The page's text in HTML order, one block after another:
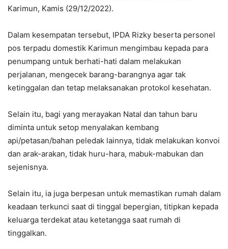
Karimun, Kamis (29/12/2022).
Dalam kesempatan tersebut, IPDA Rizky beserta personel
pos terpadu domestik Karimun mengimbau kepada para
penumpang untuk berhati-hati dalam melakukan
perjalanan, mengecek barang-barangnya agar tak
ketinggalan dan tetap melaksanakan protokol kesehatan.
Selain itu, bagi yang merayakan Natal dan tahun baru
diminta untuk setop menyalakan kembang
api/petasan/bahan peledak lainnya, tidak melakukan konvoi
dan arak-arakan, tidak huru-hara, mabuk-mabukan dan
sejenisnya.
Selain itu, ia juga berpesan untuk memastikan rumah dalam
keadaan terkunci saat di tinggal bepergian, titipkan kepada
keluarga terdekat atau ketetangga saat rumah di
tinggalkan.